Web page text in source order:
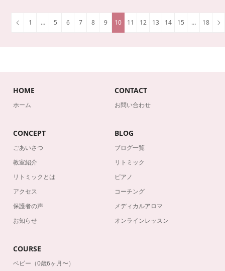
1 … 5 6 7 8 9 10 11 12 13 14 15 … 18
HOME
ホーム
CONTACT
お問い合わせ
CONCEPT
ごあいさつ
教室紹介
リトミックとは
アクセス
保護者の声
お知らせ
BLOG
ブログ一覧
リトミック
ピアノ
コーチング
メディカルアロマ
オンラインレッスン
COURSE
ベビー（0歳6ヶ月〜）